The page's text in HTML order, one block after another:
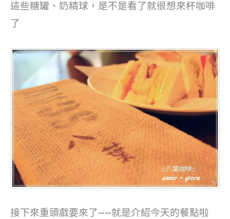
這些糖罐、奶精球，是不是看了就很想來杯咖啡
了
接下來重頭戲要來了~~就是介紹今天的餐點啦